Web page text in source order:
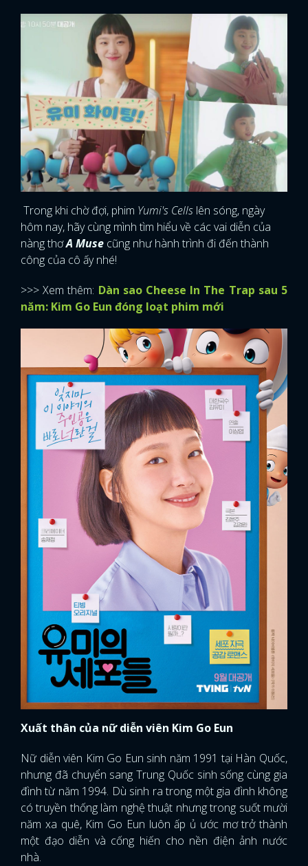
Trong khi chờ đợi, phim Yumi's Cells lên sóng, ngày
hôm nay, hãy cùng mình tìm hiểu về các vai diễn của
nàng thơA Muse cũng như hành trình đi đến thành
công của cô ấy nhé!
>>> Xem thêm: Dàn sao Cheese In The Trap sau 5
năm: Kim Go Eun đóng loạt phim mới
Xuất thân của nữ diễn viên Kim Go Eun
Nữ diễn viên Kim Go Eun sinh năm 1991 tại Hàn Quốc,
nhưng đã chuyển sang Trung Quốc sinh sống cùng gia
đình từ năm 1994. Dù sinh ra trong một gia đình không
có truyền thống làm nghệ thuật nhưng trong suốt mười
năm xa quê, Kim Go Eun luôn ấp ủ ước mơ trở thành
một đạo diễn và cống hiến cho nền điện ảnh nước
nhà.